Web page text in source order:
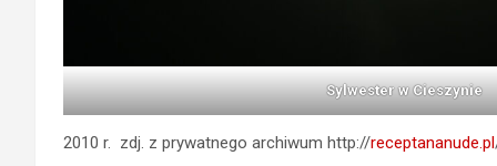
Sylwester w Cieszynie
2010 r. zdj. z prywatnego archiwum http://receptananude.pl